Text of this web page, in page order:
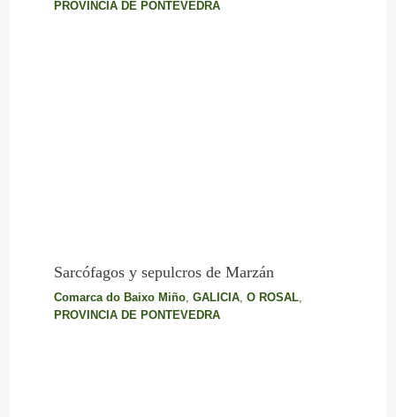
PROVINCIA DE PONTEVEDRA
Sarcófagos y sepulcros de Marzán
Comarca do Baixo Miño, GALICIA, O ROSAL,
PROVINCIA DE PONTEVEDRA